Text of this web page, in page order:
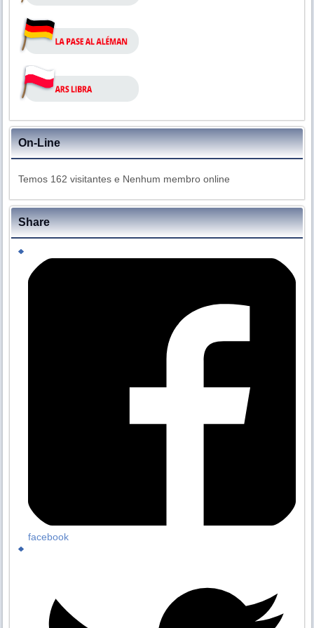
On-Line
Temos 162 visitantes e Nenhum membro online
Share
facebook